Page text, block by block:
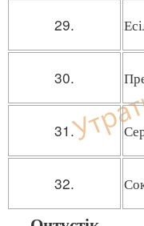
29.
30.
31.
32.